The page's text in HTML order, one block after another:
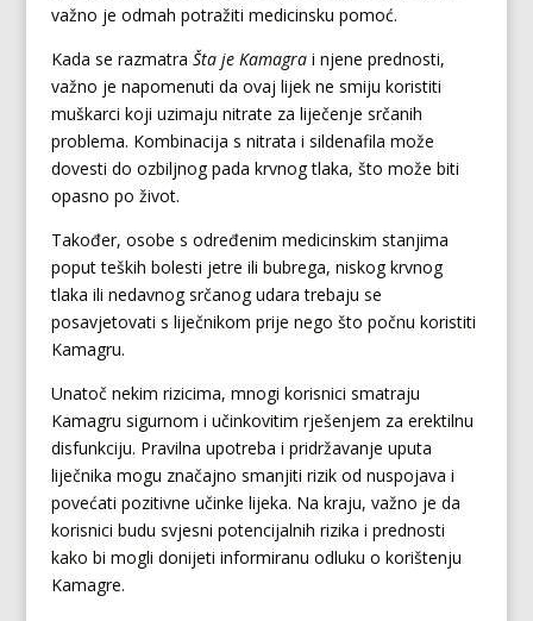
važno je odmah potražiti medicinsku pomoć.
Kada se razmatra Šta je Kamagrai njene prednosti,
važno je napomenuti da ovaj lijek ne smiju koristiti
muškarci koji uzimaju nitrate za liječenje srčanih
problema. Kombinacija s nitrata i sildenafila može
dovesti do ozbiljnog pada krvnog tlaka, što može biti
opasno po život.
Također, osobe s određenim medicinskim stanjima
poput teških bolesti jetre ili bubrega, niskog krvnog
tlaka ili nedavnog srčanog udara trebaju se
posavjetovati s liječnikom prije nego što počnu koristiti
Kamagru.
Unatoč nekim rizicima, mnogi korisnici smatraju
Kamagru sigurnom i učinkovitim rješenjem za erektilnu
disfunkciju. Pravilna upotreba i pridržavanje uputa
liječnika mogu značajno smanjiti rizik od nuspojava i
povećati pozitivne učinke lijeka. Na kraju, važno je da
korisnici budu svjesni potencijalnih rizika i prednosti
kako bi mogli donijeti informiranu odluku o korištenju
Kamagre.